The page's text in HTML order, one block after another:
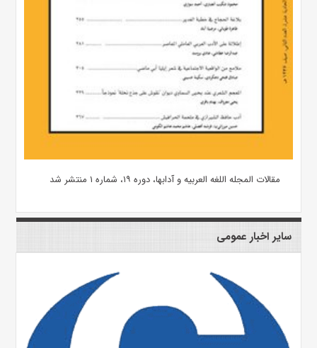
مقالات المجله اللغه العربیه و آدابها، دوره ۱۹، شماره ۱ منتشر شد
سایر اخبار عمومی